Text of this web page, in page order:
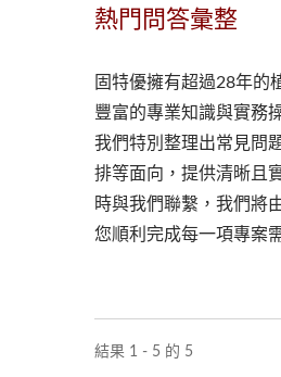
熱門問答彙整
固特優擁有超過28年的
豐富的專業知識與實務
我們特別整理出常見問
排等面向，提供清晰且
時與我們聯繫，我們將
您順利完成每一項專案
結果 1 - 5 的 5